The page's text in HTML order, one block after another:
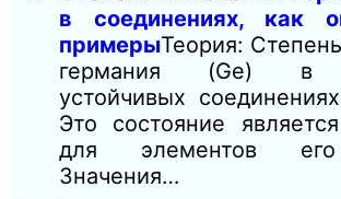
в соединениях, как
примерыТеория:
германия (Ge) в
устойчивых
Это состояние
для элементов
Значения…